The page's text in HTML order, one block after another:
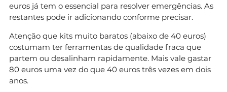
euros já tem o essencial para resolver emergências. As
restantes pode ir adicionando conforme precisar.
Atenção que kits muito baratos (abaixo de 40 euros)
costumam ter ferramentas de qualidade fraca que
partem ou desalinham rapidamente. Mais vale gastar
80 euros uma vez do que 40 euros três vezes em dois
anos.